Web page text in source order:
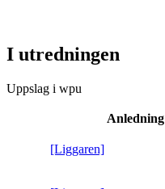
I utredningen
Uppslag i wpu
Anledning
[Liggaren]